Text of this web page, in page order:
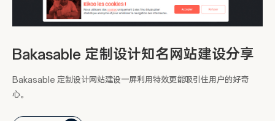
Bakasable 定制设计知名网站建设分享
Bakasable 定制设计网站建设一屏利用特效更能吸引住用户的好奇
心。